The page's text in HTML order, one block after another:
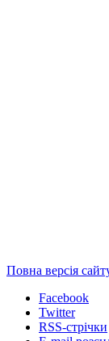
Повна версія
Facebook
Twitter
RSS-стрічки